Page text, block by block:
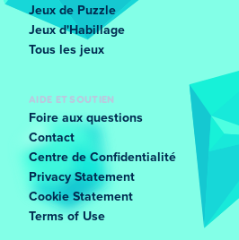
Jeux de Puzzle
Jeux d'Habillage
Tous les jeux
AIDE ET SOUTIEN
Foire aux questions
Contact
Centre de Confidentialité
Privacy Statement
Cookie Statement
Terms of Use